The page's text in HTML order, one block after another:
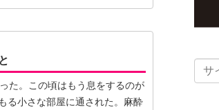
た。この頃はもう息をするのが
る小さな部屋に通された。麻酔